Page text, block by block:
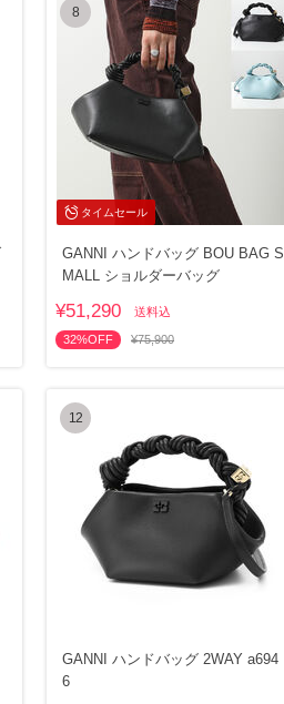
タイムセール
8
GANNI ハンドバッグ BOU BAG S
MALL ショルダーバッグ
¥51,290 送料込
32%OFF ¥75,900
12
GANNI ハンドバッグ 2WAY a694
6